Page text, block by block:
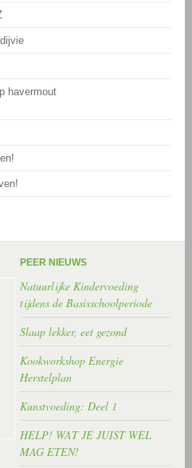
havermout
PEER NIEUWS
Natuurlijke Kindervoeding
tijdens de Basisschoolperiode
Slaap lekker, eet gezond
Kookworkshop Energie
Herstelplan
Kunstvoeding: Deel 1
HELP! WAT JE JUIST WEL
MAG ETEN!